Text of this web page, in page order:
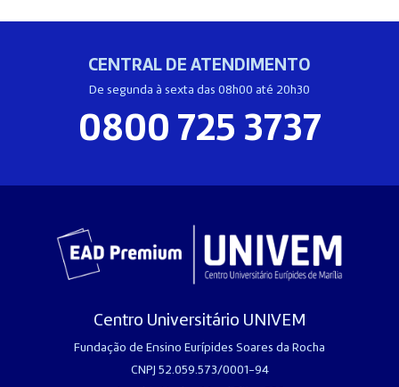
CENTRAL DE ATENDIMENTO
De segunda à sexta das 08h00 até 20h30
0800 725 3737
Centro Universitário UNIVEM
Fundação de Ensino Eurípides Soares da Rocha
CNPJ 52.059.573/0001-94